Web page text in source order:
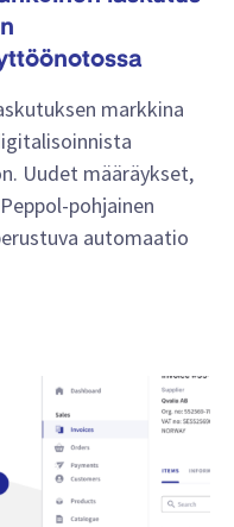
markkina
Uudet määräykset,
pohjainen
automaatio